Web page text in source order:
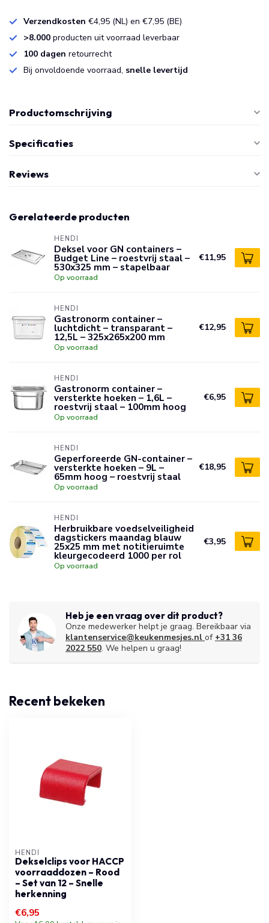
Verzendkosten €4,95 (NL) en €7,95 (BE)
>8.000 producten uit voorraad leverbaar
100 dagen retourrecht
Bij onvoldoende voorraad, snelle levertijd
Productomschrijving
Specificaties
Reviews
Gerelateerde producten
HENDI
Deksel voor GN containers –
Budget Line – roestvrij staal –
530x325 mm – stapelbaar
Op voorraad
€11,95
HENDI
Gastronorm container –
luchtdicht – transparant –
12,5L – 325x265x200 mm
Op voorraad
€12,95
HENDI
Gastronorm container –
versterkte hoeken – 1,6L –
roestvrij staal – 100mm hoog
Op voorraad
€6,95
HENDI
Geperforeerde GN-container –
versterkte hoeken – 9L –
65mm hoog – roestvrij staal
Op voorraad
€18,95
HENDI
Herbruikbare voedselveiligheid
dagstickers maandag blauw
25x25 mm met notitieruimte
kleurgecodeerd 1000 per rol
Op voorraad
€3,95
Heb je een vraag over dit product?
Onze medewerker helpt je graag. Bereikbaar via
klantenservice@keukenmesjes.nl of +31 36
2022 550. We helpen u graag!
Recent bekeken
HENDI
Dekselclips voor HACCP
voorraaddozen – Rood
– Set van 12 – Snelle
herkenning
€6,95